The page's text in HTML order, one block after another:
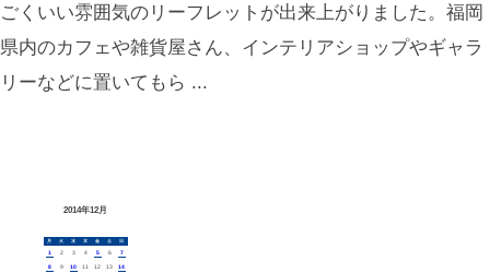
ごくいい雰囲気のリーフレットが出来上がりました。福岡
県内のカフェや雑貨屋さん、インテリアショップやギャラ
リーなどに置いてもら ...
2014年12月
月 火 水 木 金 土 日
1 2 3 4 5 6 7
8 9 10 11 12 13 14